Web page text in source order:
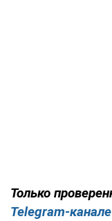
Только
Telegram-канале